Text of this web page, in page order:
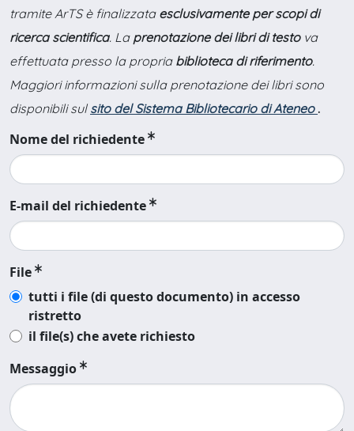
tramite ArTS è finalizzata esclusivamente per scopi di
ricerca scientifica. La prenotazione dei libri di testova
effettuata presso la propria biblioteca di riferimento.
Maggiori informazioni sulla prenotazione dei libri sono
disponibili sul sito del Sistema Bibliotecario di Ateneo .
Nome del richiedente
E-mail del richiedente
File
tutti i file (di questo documento) in accesso
ristretto
il file(s) che avete richiesto
Messaggio